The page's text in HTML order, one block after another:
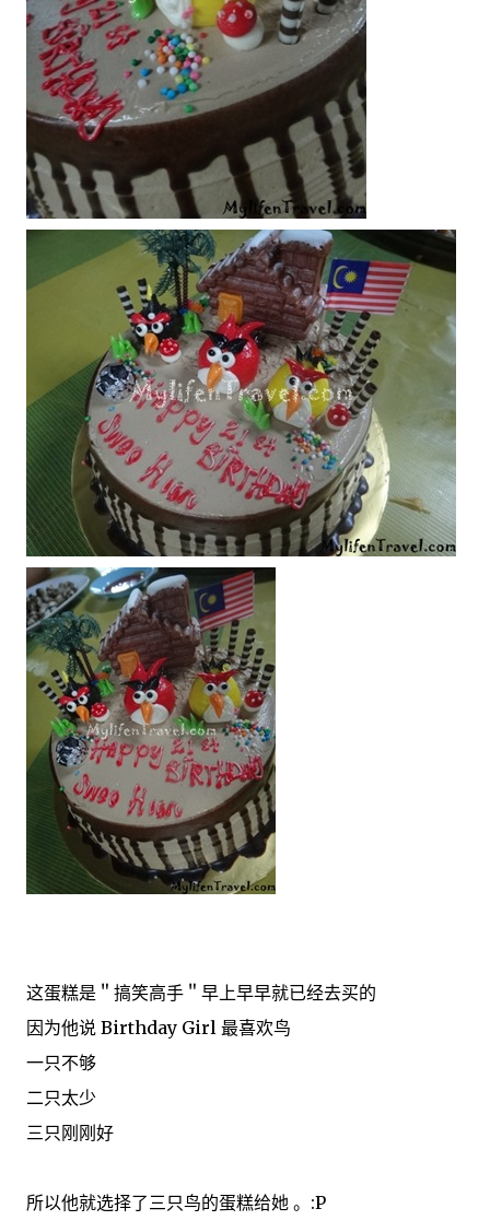
这蛋糕是＂搞笑高手＂早上早早就已经去买的
因为他说 Birthday Girl 最喜欢鸟
一只不够
二只太少
三只刚刚好
所以他就选择了三只鸟的蛋糕给她 。:P